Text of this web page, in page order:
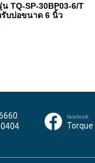
TQ-SP-30BP03-6/T
รับบ่อขนาด 6 นิ้ว
facebook
Torque